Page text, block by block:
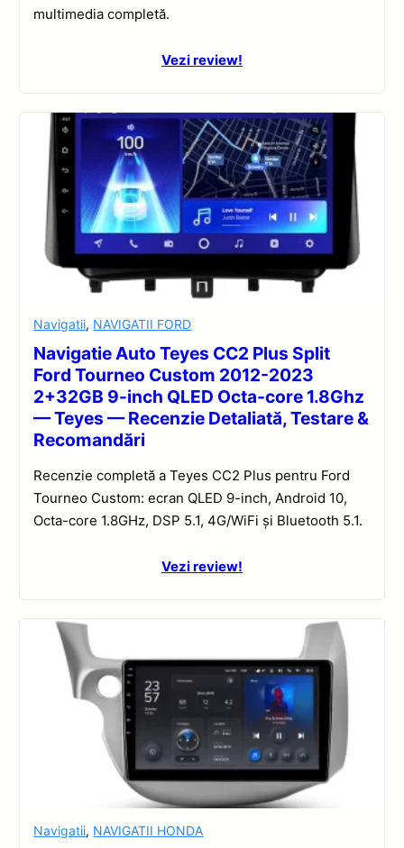
multimedia completă.
Vezi review!
Navigatii, NAVIGATII FORD
Navigatie Auto Teyes CC2 Plus Split
Ford Tourneo Custom 2012-2023
2+32GB 9-inch QLED Octa-core 1.8Ghz
— Teyes — Recenzie Detaliată, Testare &
Recomandări
Recenzie completă a Teyes CC2 Plus pentru Ford
Tourneo Custom: ecran QLED 9-inch, Android 10,
Octa-core 1.8GHz, DSP 5.1, 4G/WiFi și Bluetooth 5.1.
Vezi review!
Navigatii, NAVIGATII HONDA